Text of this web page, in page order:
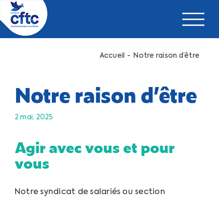
Passer
contenu
Accueil Notre raison d’être
Notre raison d’être
2 mai, 2025
Agir avec vous et pour
vous
Notre syndicat de salariés ou section